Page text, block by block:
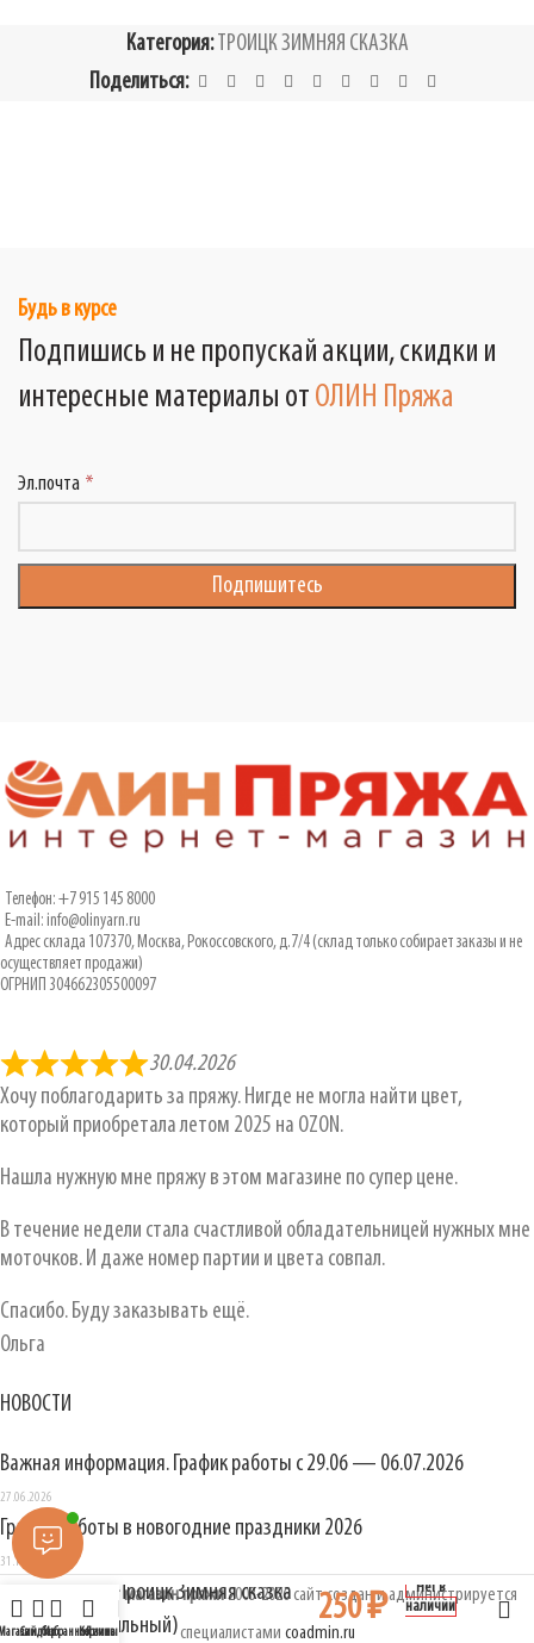
Категория: ТРОИЦК ЗИМНЯЯ СКАЗКА
Поделиться:
Будь в курсе
Подпишись и не пропускай акции, скидки и
интересные материалы от ОЛИН Пряжа
Эл.почта
Телефон: +7 915 145 8000
E-mail: info@olinyarn.ru
Адрес склада 107370, Москва, Рокоссовского, д.7/4 (склад только собирает заказы и не
осуществляет продажи)
ОГРНИП 304662305500097
30.04.2026
Хочу поблагодарить за пряжу. Нигде не могла найти цвет,
который приобретала летом 2025 на OZON.
Нашла нужную мне пряжу в этом магазине по супер цене.
В течение недели стала счастливой обладательницей нужных мне
моточков. И даже номер партии и цвета совпал.
Спасибо. Буду заказывать ещё.
Ольга
НОВОСТИ
Важная информация. График работы с 29.06 — 06.07.2026
27.06.2026
График работы в новогодние праздники 2026
31.12.2025
ОЛИН интернет магазин пряжи2003-2026 сайт создан и администрируется
специалистами coadmin.ru
СайдбарИзбранноеКорзина
Личный кабинет
3830 Троицк Зимняя сказка
(ванильный)
250₽
Нет в
наличии